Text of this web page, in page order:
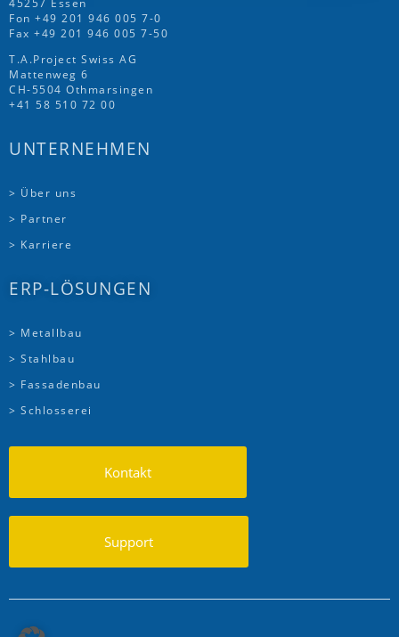
45257 Essen
Fon +49 201 946 005 7-0
Fax +49 201 946 005 7-50
T.A.Project Swiss AG
Mattenweg 6
CH-5504 Othmarsingen
+41 58 510 72 00
UNTERNEHMEN
> Über uns
> Partner
> Karriere
ERP-LÖSUNGEN
> Metallbau
> Stahlbau
> Fassadenbau
> Schlosserei
Kontakt
Support